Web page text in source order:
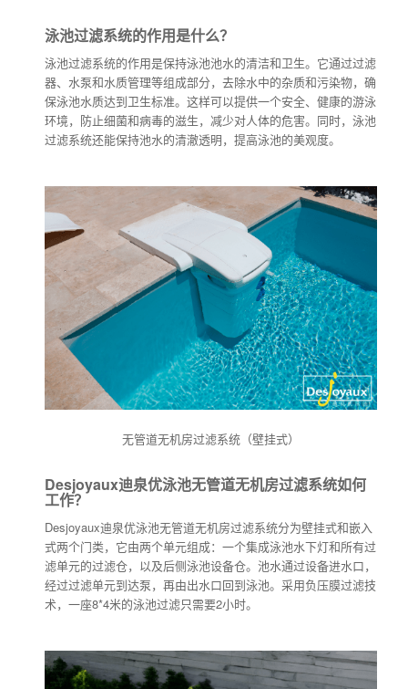
泳池过滤系统的作用是什么？
泳池过滤系统的作用是保持泳池池水的清洁和卫生。它通过过滤
器、水泵和水质管理等组成部分，去除水中的杂质和污染物，确
保泳池水质达到卫生标准。这样可以提供一个安全、健康的游泳
环境，防止细菌和病毒的滋生，减少对人体的危害。同时，泳池
过滤系统还能保持池水的清澈透明，提高泳池的美观度。
无管道无机房过滤系统（壁挂式）
Desjoyaux迪泉优泳池无管道无机房过滤系统如何
工作？
Desjoyaux迪泉优泳池无管道无机房过滤系统分为壁挂式和嵌入
式两个门类，它由两个单元组成：一个集成泳池水下灯和所有过
滤单元的过滤仓，以及后侧泳池设备仓。池水通过设备进水口，
经过过滤单元到达泵，再由出水口回到泳池。采用负压膜过滤技
术，一座8*4米的泳池过滤只需要2小时。